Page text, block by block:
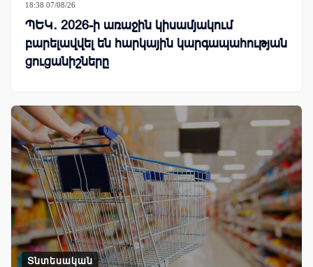
18:38 07/08/26
ՊԵԿ․ 2026-ի առաջին կիսամյակում
բարելավվել են հարկային կարգապահության
ցուցանիշները
Տնտեսական